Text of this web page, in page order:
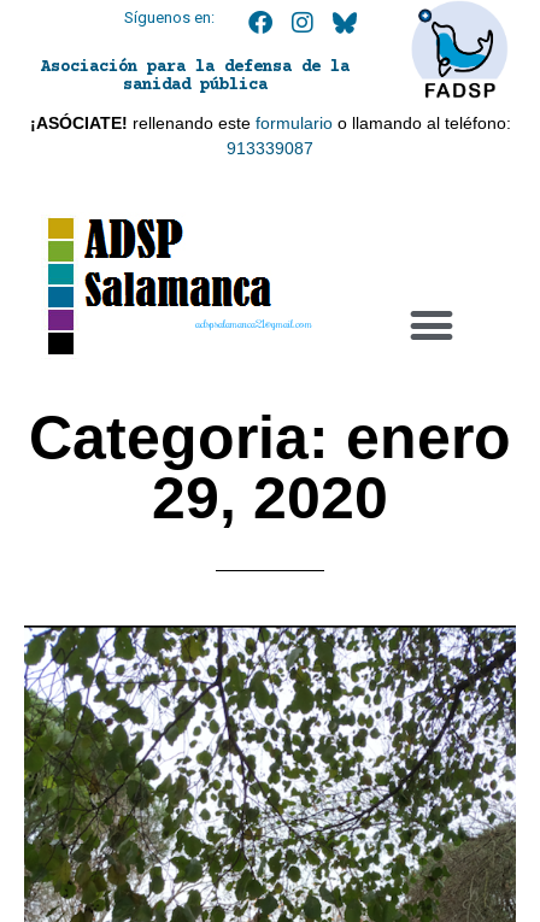
Síguenos en:
Asociación para la defensa de la
sanidad pública
¡ASÓCIATE! rellenando este formularioo llamando al teléfono:
913339087
adspsalamanca21@gmail.com
Categoria: enero
29, 2020